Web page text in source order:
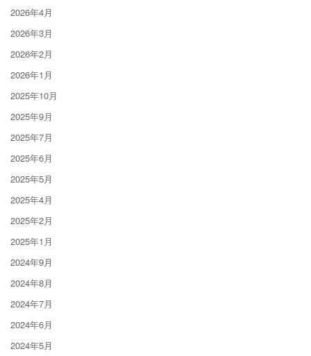
2026年4月
2026年3月
2026年2月
2026年1月
2025年10月
2025年9月
2025年7月
2025年6月
2025年5月
2025年4月
2025年2月
2025年1月
2024年9月
2024年8月
2024年7月
2024年6月
2024年5月